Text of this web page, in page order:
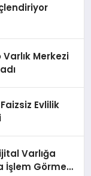
Merkezi
Evlilik
Varlığa
İşlem Görmesi